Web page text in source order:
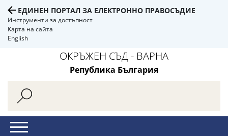
ЕДИНЕН ПОРТАЛ ЗА ЕЛЕКТРОННО ПРАВОСЪДИЕ
Инструменти за достъпност
Карта на сайта
English
ОКРЪЖЕН СЪД - ВАРНА
Република България